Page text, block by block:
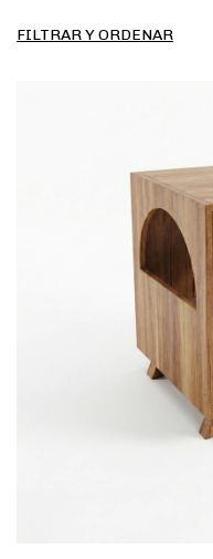
FILTRAR Y ORDENAR